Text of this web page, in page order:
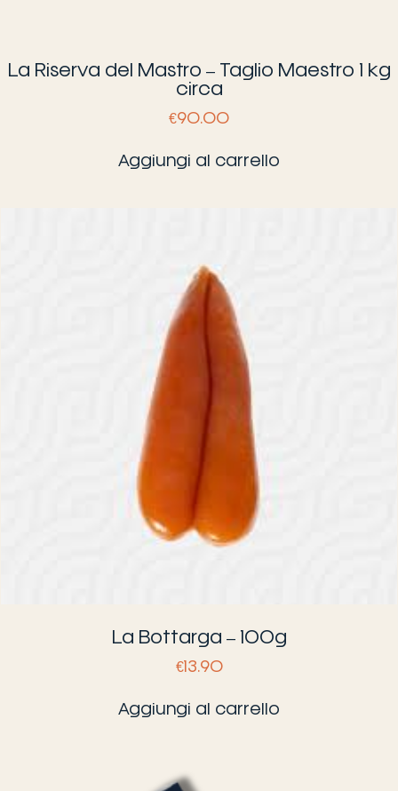
La Riserva del Mastro – Taglio Maestro 1 kg
circa
€90.00
Aggiungi al carrello
La Bottarga – 100g
€13.90
Aggiungi al carrello